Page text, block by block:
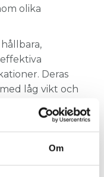
Om
olika
Deras
låg vikt och
att optimera sin